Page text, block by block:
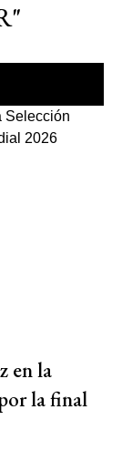
en la
la final